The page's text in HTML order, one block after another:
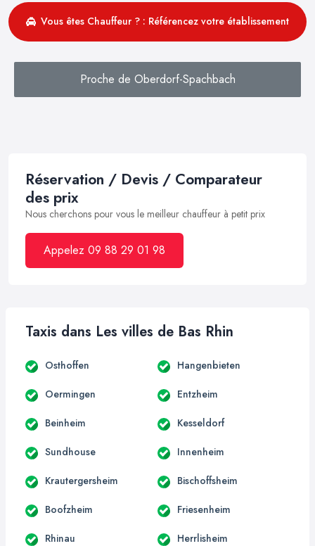
Vous êtes Chauffeur ? : Référencez votre établissement
Proche de Oberdorf-Spachbach
Réservation / Devis / Comparateur
des prix
Nous cherchons pour vous le meilleur chauffeur à petit prix
Appelez 09 88 29 01 98
Taxis dans Les villes de Bas Rhin
Osthoffen Hangenbieten
Oermingen Entzheim
Beinheim Kesseldorf
Sundhouse Innenheim
Krautergersheim Bischoffsheim
Boofzheim Friesenheim
Rhinau Herrlisheim